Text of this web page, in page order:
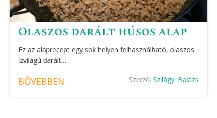
Olaszos darált húsos alap
Ez az alaprecept egy sok helyen felhasználható, olaszos
ízvilágú darált…
BŐVEBBEN Szerző: Szilágyi Balázs